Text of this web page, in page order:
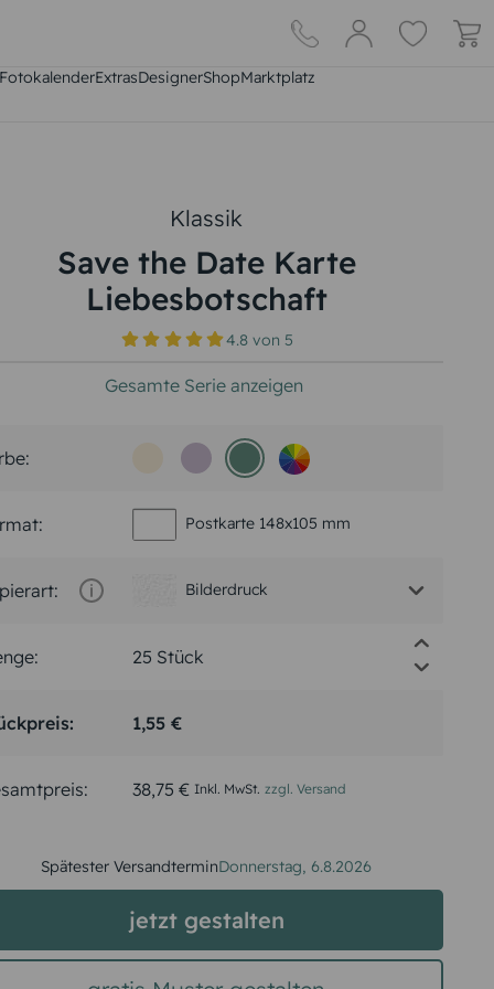
FotokalenderExtrasDesignerShopMarktplatz
Klassik
Save the Date Karte
Liebesbotschaft
4.8von 5
Gesamte Serie anzeigen
Postkarte 148x105 mm
Bilderdruck
1,55 €
38,75 € Inkl. MwSt. zzgl. Versand
Spätester VersandterminDonnerstag, 6.8.2026
jetzt gestalten